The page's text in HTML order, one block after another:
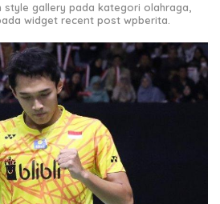
gallery pada kategori olahraga,
widget recent post wpberita.